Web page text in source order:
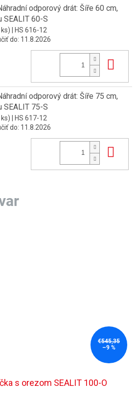
€545,35
–9 %
s orezom SEALIT 100-O
odporový drát: Šíře 60 cm,
SEALIT 60-S
| HS 616-12
do: 11.8.2026
odporový drát: Šíře 75 cm,
SEALIT 75-S
| HS 617-12
do: 11.8.2026